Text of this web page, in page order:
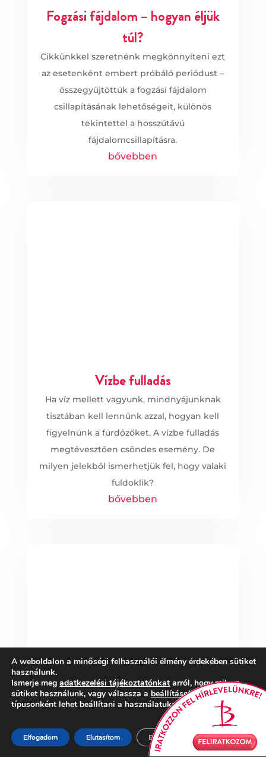
Fogzási fájdalom – hogyan éljük
túl?
Cikkünkkel szeretnénk megkönnyíteni ezt
az esetenként embert próbáló periódust –
összegyűjtöttük a fogzási fájdalom
csillapításának lehetőségeit, különös
tekintettel a hosszútávú
fájdalomcsillapításra.
bővebben
Vízbe fulladás
Ha víz mellett vagyunk, mindnyájunknak
tisztában kell lennünk azzal, hogyan kell
figyelnünk a fürdőzőket. A vízbe fulladás
megtévesztően csöndes esemény. De
milyen jelekből ismerhetjük fel, hogy valaki
fuldoklik?
bővebben
Aludjunk jól – tippek a minőségi
alváshoz
A weboldalon a minőségi felhasználói élmény érdekében sütiket
használunk.
Ismerje meg adatkezelési tájékoztatónkat arról, hogy milyen
sütiket használunk, vagy válassza a beállításokrészt, ahol
típusonként lehet beállítani a használatukat.
Elfogadom Elutasítom Beállítások